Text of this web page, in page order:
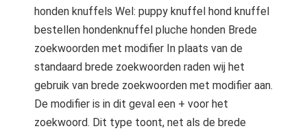
honden knuffels Wel: puppy knuffel hond knuffel
bestellen hondenknuffel pluche honden Brede
zoekwoorden met modifier In plaats van de
standaard brede zoekwoorden raden wij het
gebruik van brede zoekwoorden met modifier aan.
De modifier is in dit geval een + voor het
zoekwoord. Dit type toont, net als de brede